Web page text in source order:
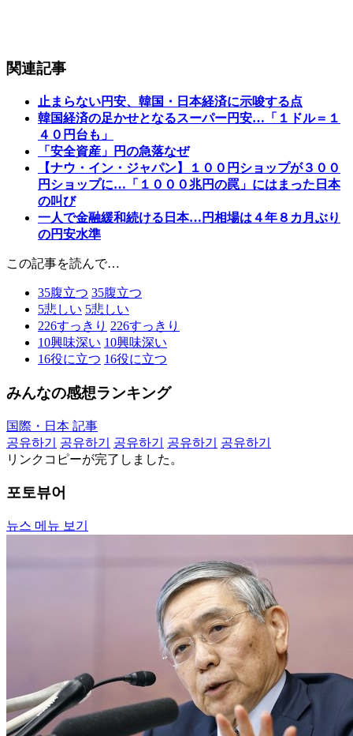
関連記事
止まらない円安、韓国・日本経済に示唆する点
韓国経済の足かせとなるスーパー円安…「１ドル＝１
４０円台も」
「安全資産」円の急落なぜ
【ナウ・イン・ジャパン】１００円ショップが３００
円ショップに…「１０００兆円の罠」にはまった日本
の叫び
一人で金融緩和続ける日本…円相場は４年８カ月ぶり
の円安水準
この記事を読んで…
35腹立つ 35腹立つ
5悲しい 5悲しい
226すっきり 226すっきり
10興味深い 10興味深い
16役に立つ 16役に立つ
みんなの感想ランキング
国際・日本 記事
공유하기
공유하기 공유하기 공유하기
공유하기
リンクコピーが完了しました。
포토뷰어
뉴스 메뉴 보기